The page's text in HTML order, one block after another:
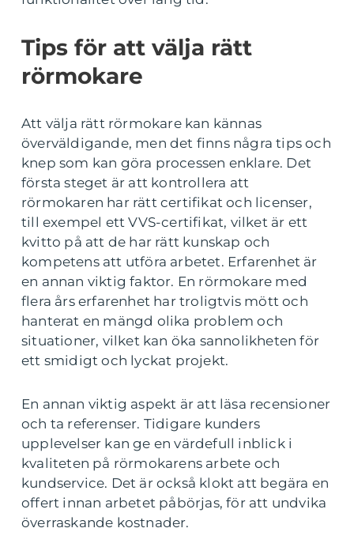
Tips för att välja rätt
rörmokare
Att välja rätt rörmokare kan kännas
överväldigande, men det finns några tips och
knep som kan göra processen enklare. Det
första steget är att kontrollera att
rörmokaren har rätt certifikat och licenser,
till exempel ett VVS-certifikat, vilket är ett
kvitto på att de har rätt kunskap och
kompetens att utföra arbetet. Erfarenhet är
en annan viktig faktor. En rörmokare med
flera års erfarenhet har troligtvis mött och
hanterat en mängd olika problem och
situationer, vilket kan öka sannolikheten för
ett smidigt och lyckat projekt.
En annan viktig aspekt är att läsa recensioner
och ta referenser. Tidigare kunders
upplevelser kan ge en värdefull inblick i
kvaliteten på rörmokarens arbete och
kundservice. Det är också klokt att begära en
offert innan arbetet påbörjas, för att undvika
överraskande kostnader.